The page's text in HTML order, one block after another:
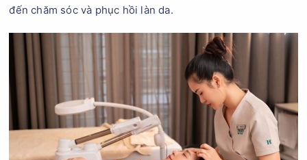
đến chăm sóc và phục hồi làn da.